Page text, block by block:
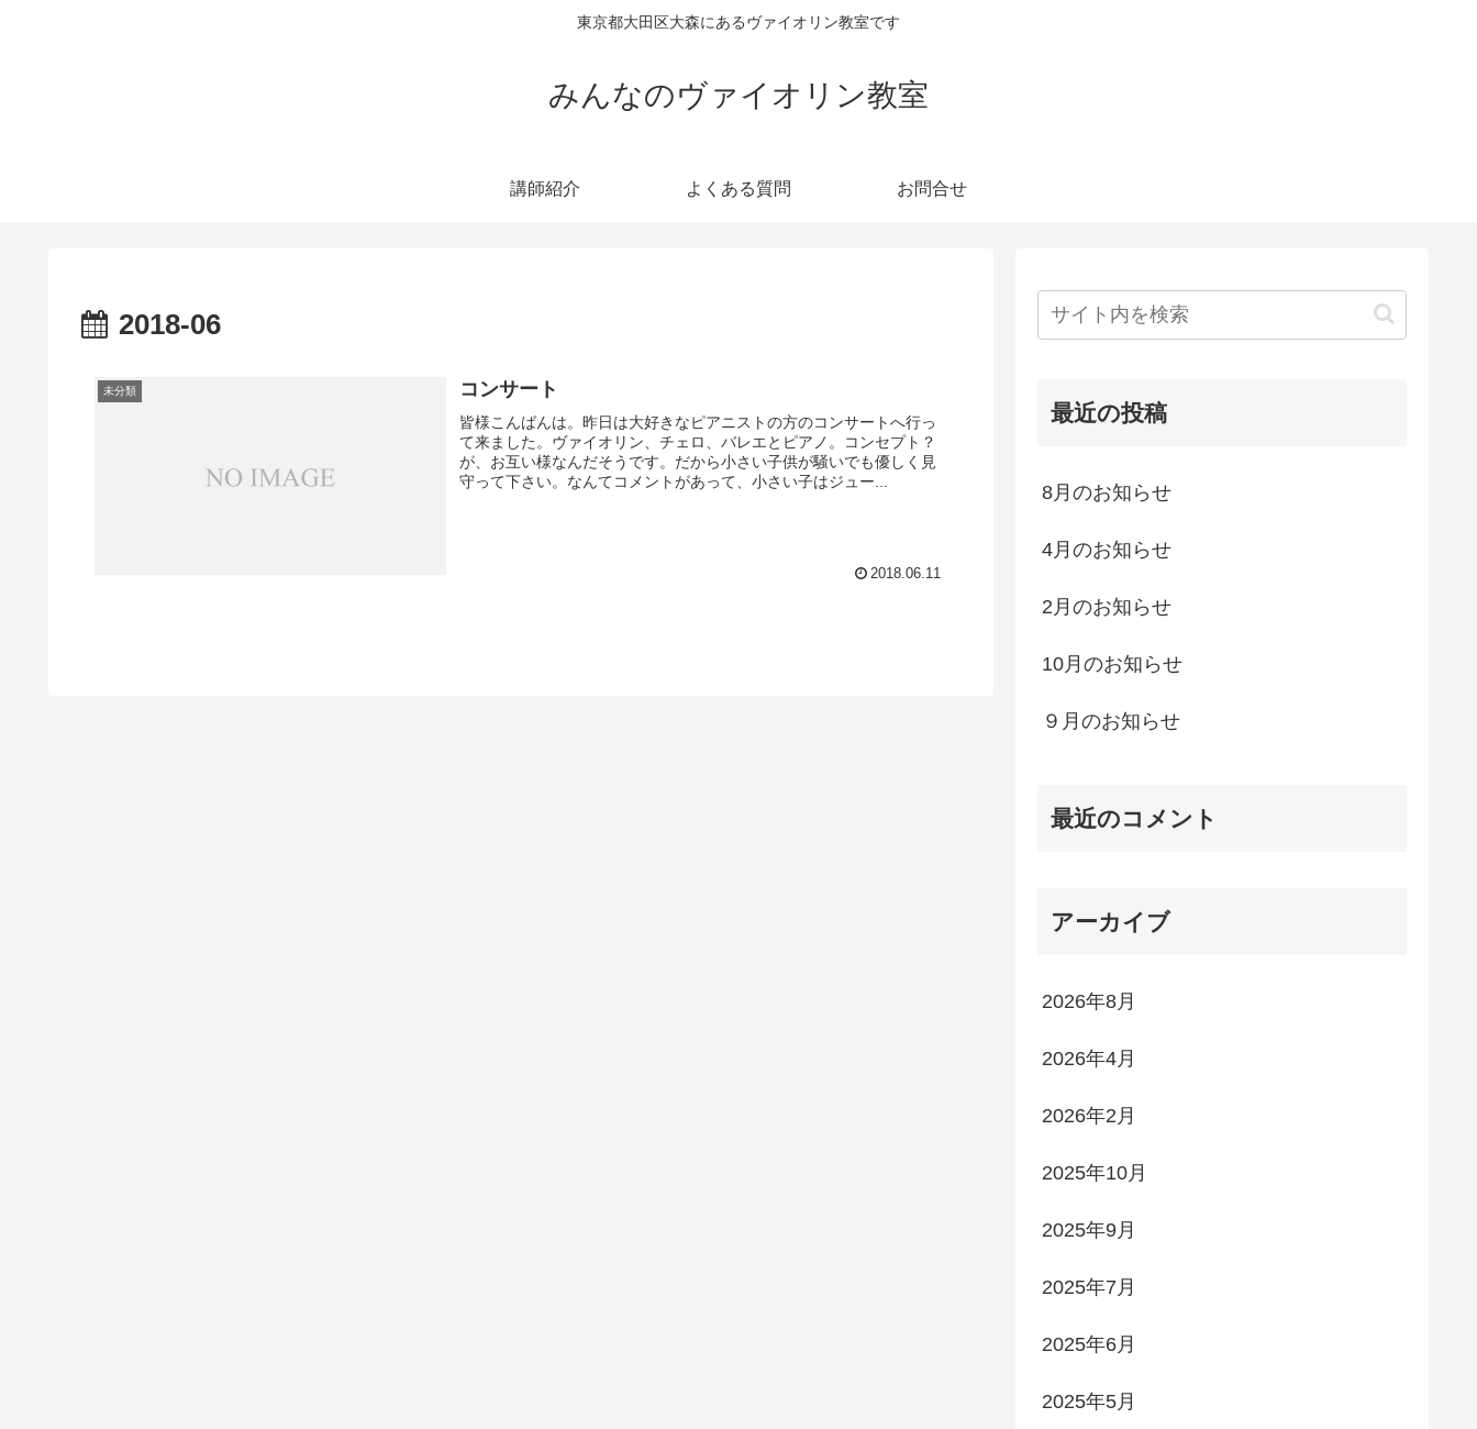
東京都大田区大森にあるヴァイオリン教室です
みんなのヴァイオリン教室
講師紹介 よくある質問 お問合せ
2018-06
未分類 コンサート
皆様こんばんは。昨日は大好きなピアニストの方のコンサートへ行っ
て来ました。ヴァイオリン、チェロ、バレエとピアノ。コンセプト？
が、お互い様なんだそうです。だから小さい子供が騒いでも優しく見
守って下さい。なんてコメントがあって、小さい子はジュー...
2018.06.11
最近の投稿
8月のお知らせ
4月のお知らせ
2月のお知らせ
10月のお知らせ
９月のお知らせ
最近のコメント
アーカイブ
2026年8月
2026年4月
2026年2月
2025年10月
2025年9月
2025年7月
2025年6月
2025年5月